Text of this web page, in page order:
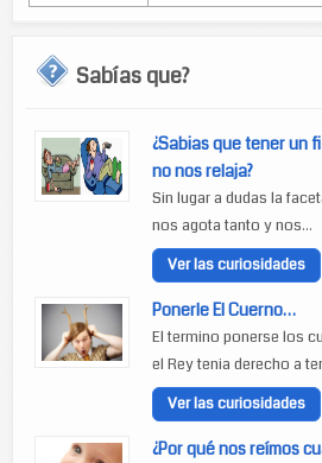
Sabías que?
¿Sabias que tener un
no nos relaja?
Sin lugar a dudas la
nos agota tanto y nos...
Ver las curiosidades
Ponerle El Cuerno…
El termino ponerse los
el Rey tenia derecho a
Ver las curiosidades
¿Por qué nos reímos